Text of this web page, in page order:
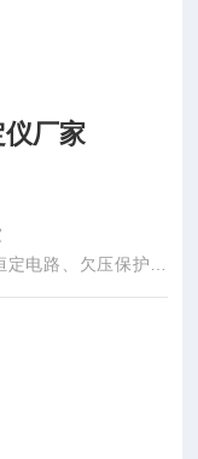
厂家
电路、欠压保护电
集器，能对危害人体
等特点。可广泛适用
，测定一个工作班内